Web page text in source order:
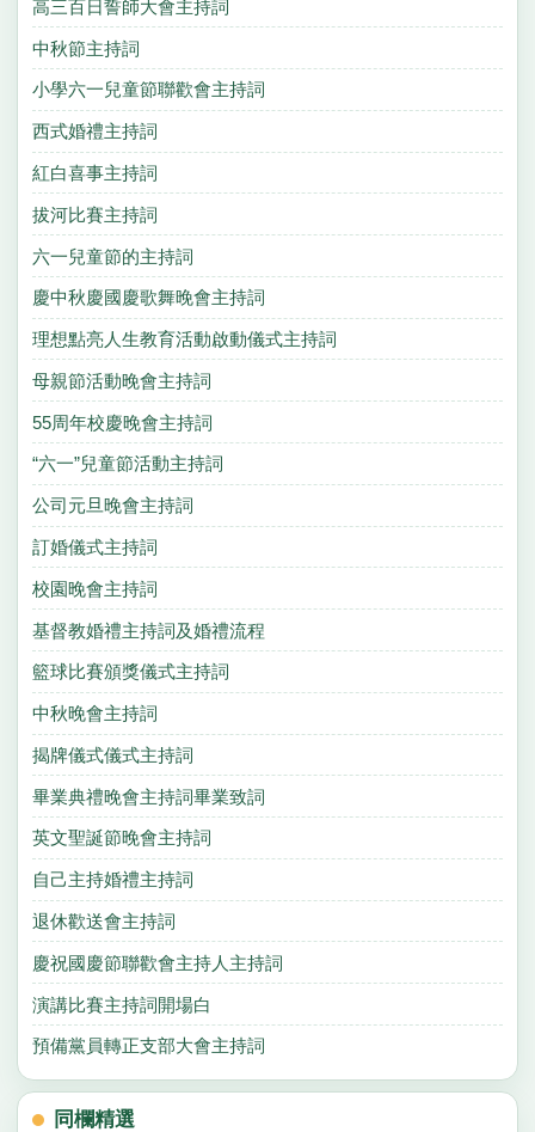
高三百日誓師大會主持詞
中秋節主持詞
小學六一兒童節聯歡會主持詞
西式婚禮主持詞
紅白喜事主持詞
拔河比賽主持詞
六一兒童節的主持詞
慶中秋慶國慶歌舞晚會主持詞
理想點亮人生教育活動啟動儀式主持詞
母親節活動晚會主持詞
55周年校慶晚會主持詞
“六一”兒童節活動主持詞
公司元旦晚會主持詞
訂婚儀式主持詞
校園晚會主持詞
基督教婚禮主持詞及婚禮流程
籃球比賽頒獎儀式主持詞
中秋晚會主持詞
揭牌儀式儀式主持詞
畢業典禮晚會主持詞畢業致詞
英文聖誕節晚會主持詞
自己主持婚禮主持詞
退休歡送會主持詞
慶祝國慶節聯歡會主持人主持詞
演講比賽主持詞開場白
預備黨員轉正支部大會主持詞
同欄精選